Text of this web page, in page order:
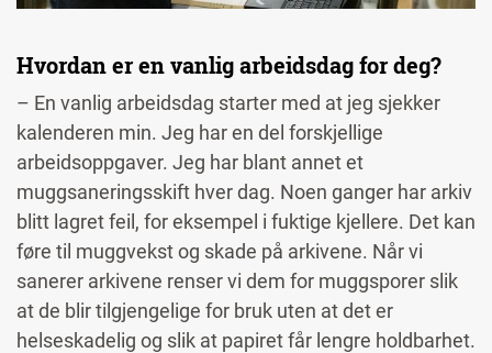
Hvordan er en vanlig arbeidsdag for deg?
– En vanlig arbeidsdag starter med at jeg sjekker
kalenderen min. Jeg har en del forskjellige
arbeidsoppgaver. Jeg har blant annet et
muggsaneringsskift hver dag. Noen ganger har arkiv
blitt lagret feil, for eksempel i fuktige kjellere. Det kan
føre til muggvekst og skade på arkivene. Når vi
sanerer arkivene renser vi dem for muggsporer slik
at de blir tilgjengelige for bruk uten at det er
helseskadelig og slik at papiret får lengre holdbarhet.